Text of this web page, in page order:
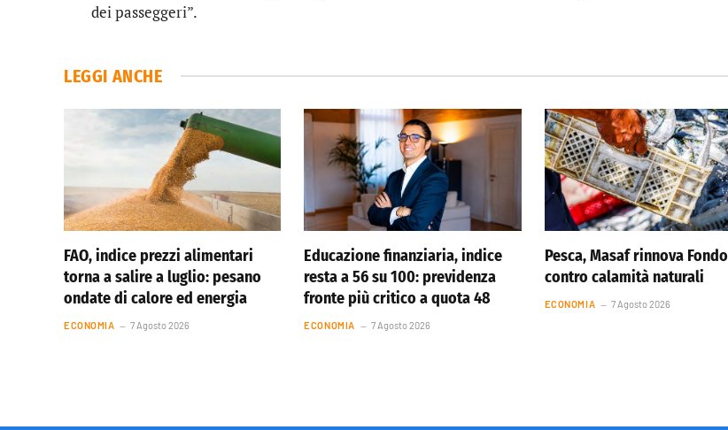
dei passeggeri”.
LEGGI ANCHE
FAO, indice prezzi alimentari
torna a salire a luglio: pesano
ondate di calore ed energia
ECONOMIA 7 Agosto 2026
Educazione finanziaria, indice
resta a 56 su 100: previdenza
fronte più critico a quota 48
ECONOMIA 7 Agosto 2026
Pesca, Masaf rinnova Fondo
contro calamità naturali
ECONOMIA 7 Agosto 2026